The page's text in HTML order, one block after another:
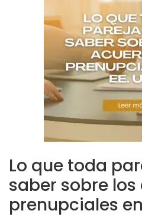
Lo que toda
saber sobre
prenupciales en